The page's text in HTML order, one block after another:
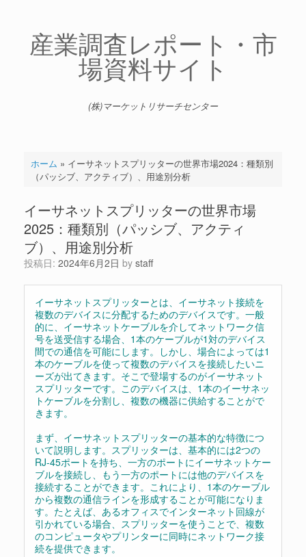
産業調査レポート・市
場資料サイト
(株)マーケットリサーチセンター
ホーム » イーサネットスプリッターの世界市場2024：種類別
（パッシブ、アクティブ）、用途別分析
イーサネットスプリッターの世界市場
2025：種類別（パッシブ、アクティ
ブ）、用途別分析
投稿日: 2024年6月2日 by staff
イーサネットスプリッターとは、イーサネット接続を
複数のデバイスに分配するためのデバイスです。一般
的に、イーサネットケーブルを介してネットワーク信
号を送受信する場合、1本のケーブルが1対のデバイス
間での通信を可能にします。しかし、場合によっては1
本のケーブルを使って複数のデバイスを接続したいニ
ーズが出てきます。そこで登場するのがイーサネット
スプリッターです。このデバイスは、1本のイーサネッ
トケーブルを分割し、複数の機器に供給することがで
きます。
まず、イーサネットスプリッターの基本的な特徴につ
いて説明します。スプリッターは、基本的には2つの
RJ-45ポートを持ち、一方のポートにイーサネットケー
ブルを接続し、もう一方のポートには他のデバイスを
接続することができます。これにより、1本のケーブル
から複数の通信ラインを形成することが可能になりま
す。たとえば、あるオフィスでインターネット回線が
引かれている場合、スプリッターを使うことで、複数
のコンピュータやプリンターに同時にネットワーク接
続を提供できます。